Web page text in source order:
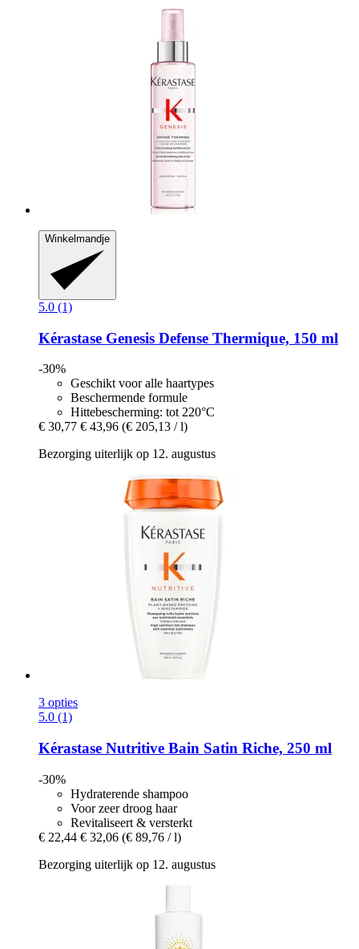
Winkelmandje
5.0 (1)
Kérastase Genesis Defense Thermique, 150 ml
-30%
Geschikt voor alle haartypes
Beschermende formule
Hittebescherming: tot 220°C
€ 30,77 € 43,96 (€ 205,13 / l)
Bezorging uiterlijk op 12. augustus
3 opties
5.0 (1)
Kérastase Nutritive Bain Satin Riche, 250 ml
-30%
Hydraterende shampoo
Voor zeer droog haar
Revitaliseert & versterkt
€ 22,44 € 32,06 (€ 89,76 / l)
Bezorging uiterlijk op 12. augustus